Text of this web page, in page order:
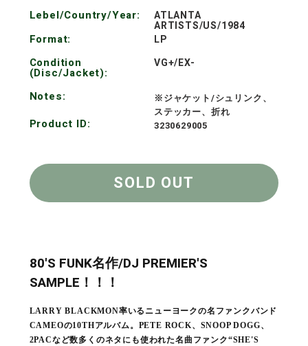
Lebel/Country/Year: ATLANTA
ARTISTS/US/1984
Format: LP
Condition
(Disc/Jacket):
VG+/EX-
Notes:
※ジャケット/シュリンク、
ステッカー、折れ
Product ID: 3230629005
SOLD OUT
80'S FUNK名作/DJ PREMIER'S
SAMPLE！！！
LARRY BLACKMON率いるニューヨークの名ファンクバンド
CAMEOの10THアルバム。PETE ROCK、SNOOP DOGG、
2PACなど数多くのネタにも使われた名曲ファンク“SHE'S